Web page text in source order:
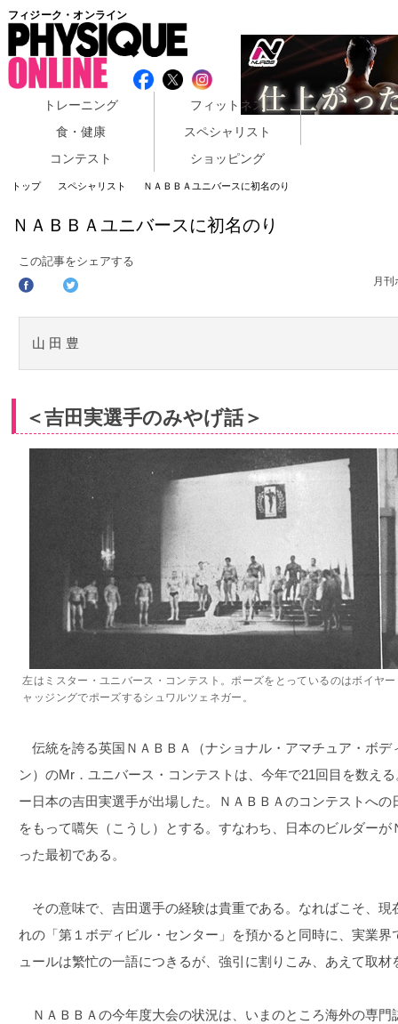
フィジーク・オンライン
トレーニング
フィットネス
食・健康
スペシャリスト
コンテスト
ショッピング
トップ スペシャリスト ＮＡＢＢＡユニバースに初名のり
ＮＡＢＢＡユニバースに初名のり
この記事をシェアする
月
山 田 豊
＜吉田実選手のみやげ話＞
左はミスター・ユニバース・コンテスト。ポーズをとっているのはボイヤ
ャッジングでポーズするシュワルツェネガー。
伝統を誇る英国ＮＡＢＢＡ（ナショナル・アマチュア・ボデ
ン）のMr．ユニバース・コンテストは、今年で21回目を数え
ー日本の吉田実選手が出場した。ＮＡＢＢＡのコンテストへ
をもって嚆矢（こうし）とする。すなわち、日本のビルダー
った最初である。
その意味で、吉田選手の経験は貴重である。なればこそ、現
れの「第１ボディビル・センター」を預かると同時に、実業
ュールは繁忙の一語につきるが、強引に割りこみ、あえて取
ＮＡＢＢＡの今年度大会の状況は、いまのところ海外の専門